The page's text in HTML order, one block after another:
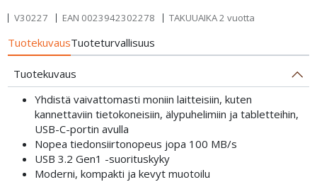
V30227 EAN 0023942302278 TAKUUAIKA 2 vuotta
TuotekuvausTuoteturvallisuus
Tuotekuvaus
Yhdistä vaivattomasti moniin laitteisiin, kuten
kannettaviin tietokoneisiin, älypuhelimiin ja tabletteihin,
USB-C-portin avulla
Nopea tiedonsiirtonopeus jopa 100 MB/s
USB 3.2 Gen1 -suorituskyky
Moderni, kompakti ja kevyt muotoilu